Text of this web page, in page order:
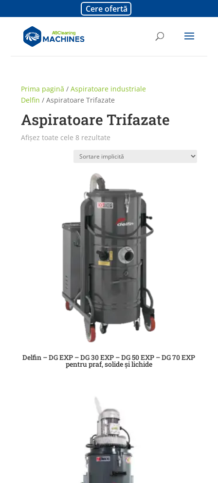
Cere ofertă
Prima pagină / Aspiratoare industriale
Delfin / Aspiratoare Trifazate
Aspiratoare Trifazate
Afișez toate cele 8 rezultate
Delfin – DG EXP – DG 30 EXP – DG 50 EXP – DG 70 EXP
pentru praf, solide și lichide